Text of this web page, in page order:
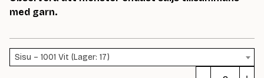
med garn.
Sisu – 1001 Vit (Lager: 17)